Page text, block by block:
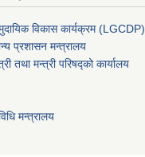
विकास कार्यक्रम (LGCDP)
प्रशासन मन्त्रालय
तथा मन्त्री परिषद्को कार्यालय
मन्त्रालय